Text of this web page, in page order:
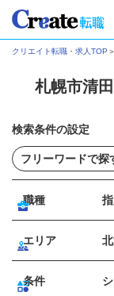
クリエイト転職・求人TOP ＞
札幌市清
検索条件の設定
職種
エリア
条件